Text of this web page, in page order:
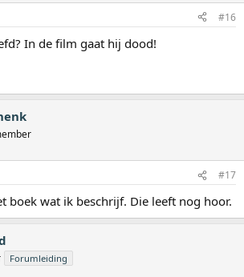
#16
In de film gaat hij dood!
#17
boek wat ik beschrijf. Die leeft nog hoor.
Forumleiding